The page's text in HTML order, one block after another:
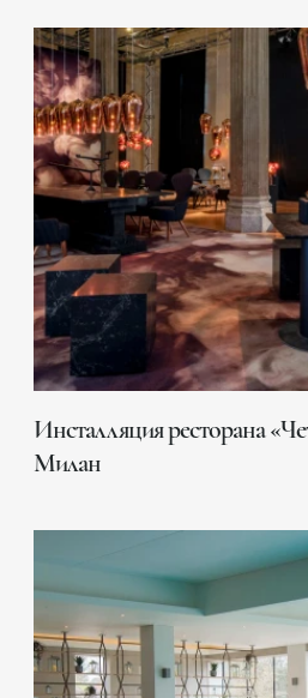
Инсталляция ресторана
Милан